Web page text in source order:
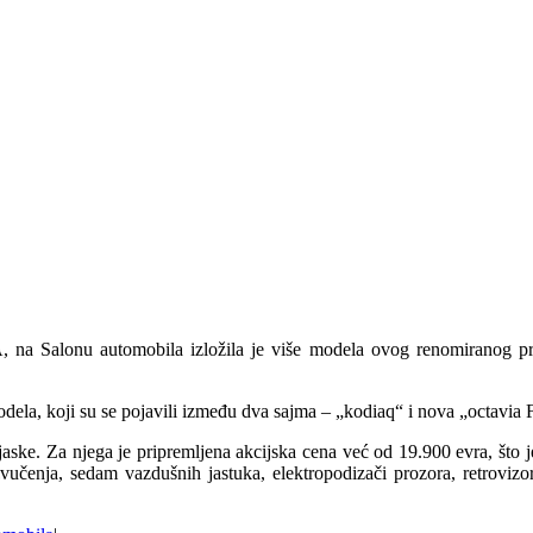
Salonu automobila izložila je više modela ovog renomiranog
koji su se pojavili između dva sajma – „kodiaq“ i nova „octavia
Za njega je pripremljena akcijska cena već od 19.900 evra,
sedam vazdušnih jastuka, elektropodizači prozora,